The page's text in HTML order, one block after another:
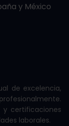
y México
de excelencia,
y certificaciones
laborales.